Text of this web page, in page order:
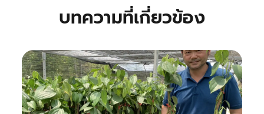
บทความที่เกี่ยวข้อง